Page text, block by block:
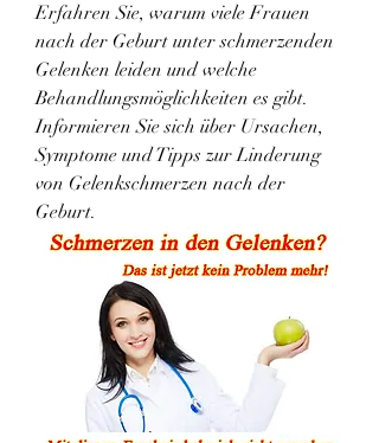
Erfahren Sie, warum viele Frauen
nach der Geburt unter schmerzenden
Gelenken leiden und welche
Behandlungsmöglichkeiten es gibt.
Informieren Sie sich über Ursachen,
Symptome und Tipps zur Linderung
von Gelenkschmerzen nach der
Geburt.